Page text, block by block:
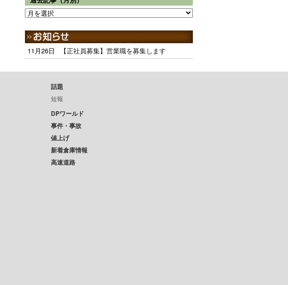
11月26日 【正社員募集】営業職を募集します
話題
短報
DPワールド
事件・事故
値上げ
新着倉庫情報
高速道路